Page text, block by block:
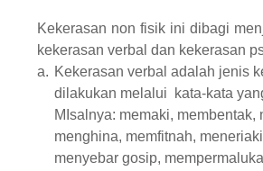
Kekerasan non fisik ini dibagi
kekerasan verbal dan kekerasan
a. Kekerasan verbal adalah jenis
dilakukan melalui kata-kata
MIsalnya: memaki, membentak,
menghina, memfitnah,
menyebar gosip,